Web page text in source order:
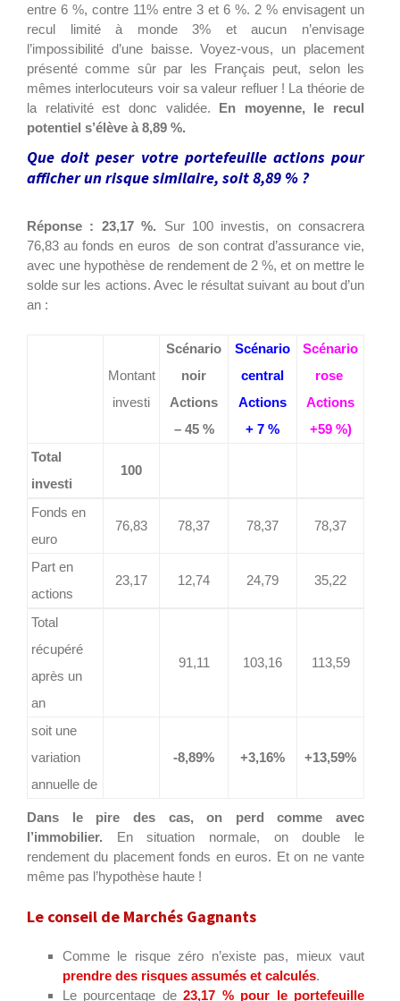
entre 6 %, contre 11% entre 3 et 6 %. 2 % envisagent un
recul limité à monde 3% et aucun n’envisage
l’impossibilité d’une baisse. Voyez-vous, un placement
présenté comme sûr par les Français peut, selon les
mêmes interlocuteurs voir sa valeur refluer ! La théorie de
la relativité est donc validée. En moyenne, le recul
potentiel s’élève à 8,89 %.
Que doit peser votre portefeuille actions pour
afficher un risque similaire, soit 8,89 % ?
Réponse : 23,17 %. Sur 100 investis, on consacrera
76,83 au fonds en euros de son contrat d’assurance vie,
avec une hypothèse de rendement de 2 %, et on mettre le
solde sur les actions. Avec le résultat suivant au bout d’un
an :
Montant
investi
Scénario
noir
Actions
– 45 %
Scénario
central
Actions
+ 7 %
Scénario
rose
Actions
+59 %)
Total
investi
100
Fonds en
euro
76,83 78,37 78,37 78,37
Part en
actions
23,17 12,74 24,79 35,22
Total
récupéré
après un
an
91,11 103,16 113,59
soit une
variation
annuelle de
-8,89% +3,16% +13,59%
Dans le pire des cas, on perd comme avec
l’immobilier. En situation normale, on double le
rendement du placement fonds en euros. Et on ne vante
même pas l’hypothèse haute !
Le conseil de Marchés Gagnants
Comme le risque zéro n’existe pas, mieux vaut
prendre des risques assumés et calculés.
Le pourcentage de 23,17 % pour le portefeuille